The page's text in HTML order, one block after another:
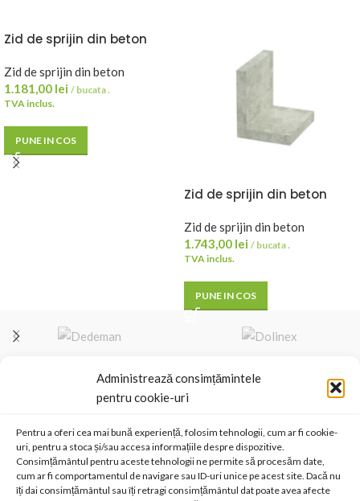
Administrează consimțămintele
pentru cookie-uri
Pentru a oferi cea mai bună experiență, folosim tehnologii, cum ar fi cookie-
uri, pentru a stoca și/sau accesa informațiile despre dispozitive.
Consimțământul pentru aceste tehnologii ne permite să procesăm date,
cum ar fi comportamentul de navigare sau ID-uri unice pe acest site. Dacă nu
îți dai consimțământul sau îți retragi consimțământul dat poate avea afecte
Zid de sprijin din beton
Zid de sprijin din beton
1.181,00 lei / bucata .
TVA inclus.
PUNE IN COS
Zid de sprijin din beton
Zid de sprijin din beton
1.743,00 lei / bucata .
TVA inclus.
PUNE IN COS
Str. Dimitrie Leonida 64 Cod 610179 Piatra Neamt, judetul Neamt
Cod Unic de Înregistrare: RO14287138
Email contact@efab.ro
BANCA ROMANA DE DEZVOLTARE